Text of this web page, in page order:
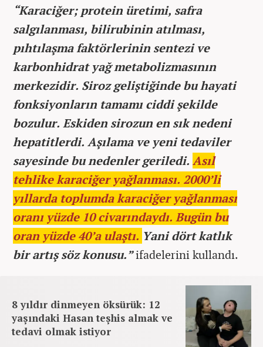
“Karaciğer; protein üretimi, safra
salgılanması, bilirubinin atılması,
pıhtılaşma faktörlerinin sentezi ve
karbonhidrat yağ metabolizmasının
merkezidir. Siroz geliştiğinde bu hayati
fonksiyonların tamamı ciddi şekilde
bozulur. Eskiden sirozun en sık nedeni
hepatitlerdi. Aşılama ve yeni tedaviler
sayesinde bu nedenler geriledi. Asıl
tehlike karaciğer yağlanması. 2000’li
yıllarda toplumda karaciğer yağlanması
oranı yüzde 10 civarındaydı. Bugün bu
oran yüzde 40’a ulaştı. Yani dört katlık
bir artış söz konusu.”ifadelerini kullandı.
8 yıldır dinmeyen öksürük: 12
yaşındaki Hasan teşhis almak ve
tedavi olmak istiyor